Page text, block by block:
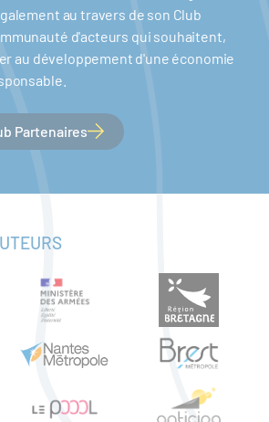
au travers de son Club
d'acteurs qui souhaitent,
au développement d'une économie
Partenaires